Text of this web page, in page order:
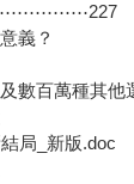
⋯⋯⋯⋯⋯⋯227
義？
數百萬種其他
局_新版.doc